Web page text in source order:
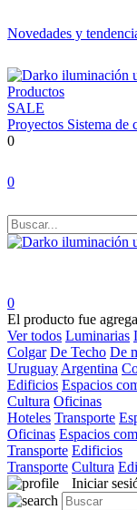
Novedades y
Productos
SALE
Proyectos Sistema de
0
0
0
El producto fue
Ver todos Luminarias
Colgar De Techo De
Uruguay Argentina
Edificios Espacios
Cultura Oficinas
Hoteles Transporte
Oficinas Espacios
Transporte Edificios
Transporte Cultura
Iniciar